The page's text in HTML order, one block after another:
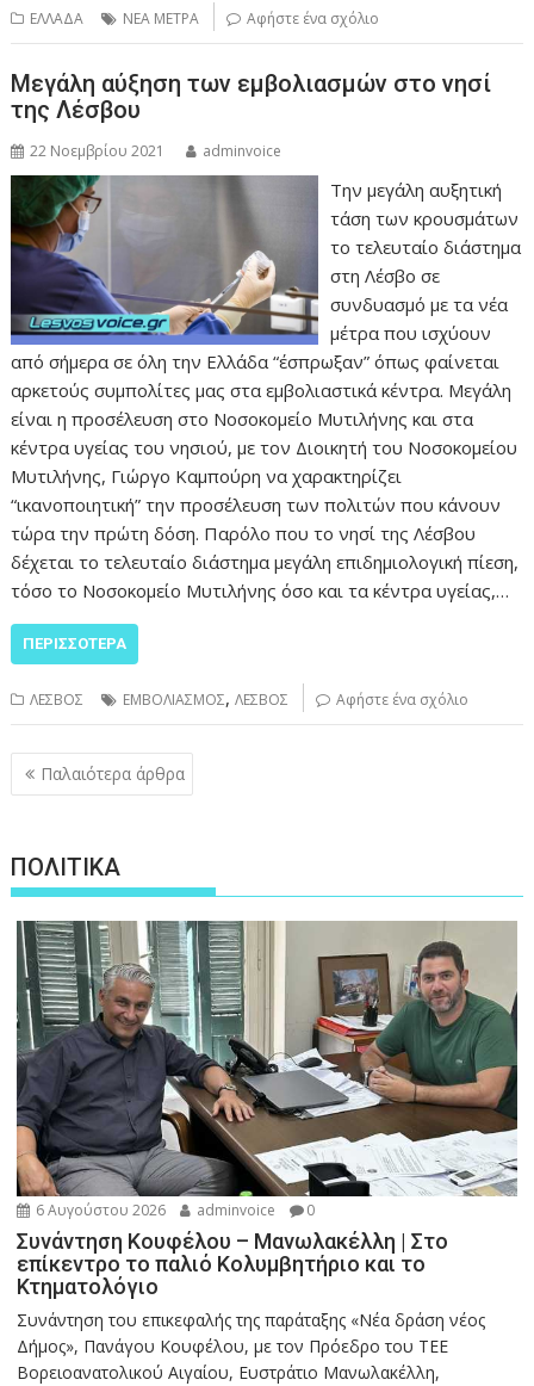
ΕΛΛΑΔΑ ΝΕΑ ΜΕΤΡΑ Αφήστε ένα σχόλιο
Μεγάλη αύξηση των εμβολιασμών στο νησί
της Λέσβου
22 Νοεμβρίου 2021 adminvoice
Την μεγάλη αυξητική
τάση των κρουσμάτων
το τελευταίο διάστημα
στη Λέσβο σε
συνδυασμό με τα νέα
μέτρα που ισχύουν
από σήμερα σε όλη την Ελλάδα “έσπρωξαν” όπως φαίνεται
αρκετούς συμπολίτες μας στα εμβολιαστικά κέντρα. Μεγάλη
είναι η προσέλευση στο Νοσοκομείο Μυτιλήνης και στα
κέντρα υγείας του νησιού, με τον Διοικητή του Νοσοκομείου
Μυτιλήνης, Γιώργο Καμπούρη να χαρακτηρίζει
“ικανοποιητική” την προσέλευση των πολιτών που κάνουν
τώρα την πρώτη δόση. Παρόλο που το νησί της Λέσβου
δέχεται το τελευταίο διάστημα μεγάλη επιδημιολογική πίεση,
τόσο το Νοσοκομείο Μυτιλήνης όσο και τα κέντρα υγείας,…
ΠΕΡΙΣΣΌΤΕΡΑ
ΛΕΣΒΟΣ ΕΜΒΟΛΙΑΣΜΟΣ,ΛΕΣΒΟΣ Αφήστε ένα σχόλιο
Πλοήγηση
άρθρων
Παλαιότερα άρθρα
ΠΟΛΙΤΙΚΑ
6 Αυγούστου 2026 adminvoice 0
Συνάντηση Κουφέλου – Μανωλακέλλη | Στο
επίκεντρο το παλιό Κολυμβητήριο και το
Κτηματολόγιο
Συνάντηση του επικεφαλής της παράταξης «Νέα δράση νέος
Δήμος», Πανάγου Κουφέλου, με τον Πρόεδρο του ΤΕΕ
Βορειοανατολικού Αιγαίου, Ευστράτιο Μανωλακέλλη,